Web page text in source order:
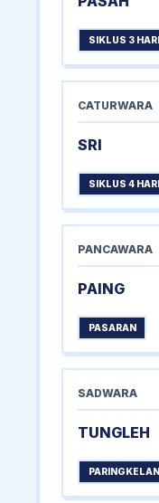
SIKLUS 3 HARI
CATURWARA
SRI
SIKLUS 4 HARI
PANCAWARA
PAING
PASARAN
SADWARA
TUNGLEH
PARINGKELAN